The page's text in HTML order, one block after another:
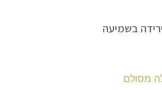
בשמיעה